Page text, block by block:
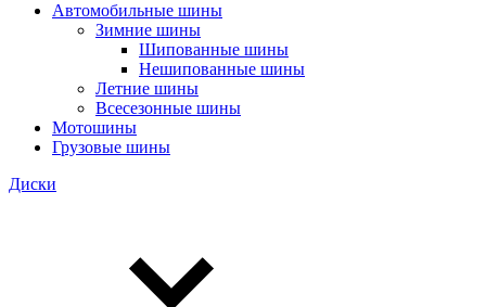
Автомобильные шины
Зимние шины
Шипованные шины
Нешипованные шины
Летние шины
Всесезонные шины
Мотошины
Грузовые шины
Диски